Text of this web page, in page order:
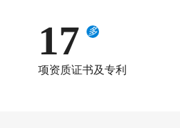
20 多
项资质证书及专利